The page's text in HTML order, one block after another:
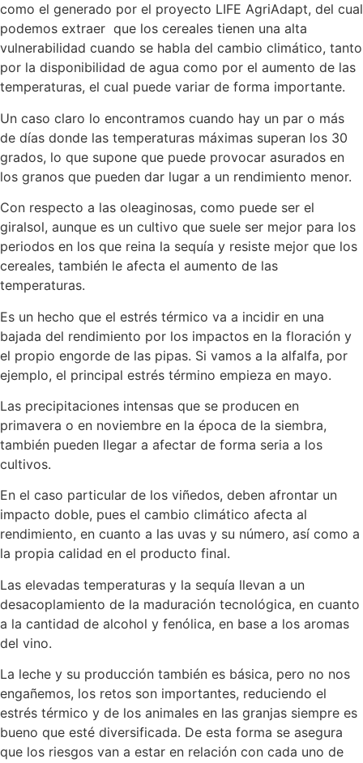
como el generado por el proyecto LIFE AgriAdapt, del cual
podemos extraer que los cereales tienen una alta
vulnerabilidad cuando se habla del cambio climático, tanto
por la disponibilidad de agua como por el aumento de las
temperaturas, el cual puede variar de forma importante.
Un caso claro lo encontramos cuando hay un par o más
de días donde las temperaturas máximas superan los 30
grados, lo que supone que puede provocar asurados en
los granos que pueden dar lugar a un rendimiento menor.
Con respecto a las oleaginosas, como puede ser el
giralsol, aunque es un cultivo que suele ser mejor para los
periodos en los que reina la sequía y resiste mejor que los
cereales, también le afecta el aumento de las
temperaturas.
Es un hecho que el estrés térmico va a incidir en una
bajada del rendimiento por los impactos en la floración y
el propio engorde de las pipas. Si vamos a la alfalfa, por
ejemplo, el principal estrés término empieza en mayo.
Las precipitaciones intensas que se producen en
primavera o en noviembre en la época de la siembra,
también pueden llegar a afectar de forma seria a los
cultivos.
En el caso particular de los viñedos, deben afrontar un
impacto doble, pues el cambio climático afecta al
rendimiento, en cuanto a las uvas y su número, así como a
la propia calidad en el producto final.
Las elevadas temperaturas y la sequía llevan a un
desacoplamiento de la maduración tecnológica, en cuanto
a la cantidad de alcohol y fenólica, en base a los aromas
del vino.
La leche y su producción también es básica, pero no nos
engañemos, los retos son importantes, reduciendo el
estrés térmico y de los animales en las granjas siempre es
bueno que esté diversificada. De esta forma se asegura
que los riesgos van a estar en relación con cada uno de